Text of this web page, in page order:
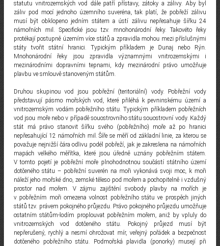
statutu vnitrozemských vod dále patří přístavy, zátoky a zálivy. Aby byl
záliv pod mocí jednoho územního suveréna, tak platí, že pobřeží zálivu
musí být obklopeno jedním státem a ústí zálivu nepřesahuje šířku 24
námořních mil. Specifické jsou tzv. mnohonárodní řeky. Takovéto řeky
protékají postupně územím více států a zpravidla mohou mezi příslušnými
státy tvořit státní hranici. Typickým příkladem je Dunaj nebo Rýn.
Mnohonárodní řeky jsou zpravidla významnými vnitrozemskými i
mezinárodními dopravními tepnami, kdy mezinárodní právo umožňuje
plavbu ve smlouvě stanoveným státům.
Druhou skupinou vod jsou pobřežní (teritoriální) vody. Pobřežní vody
představují pásmo mořských vod, které přiléhá k pevninskému území a
vnitrozemským vodám pobřežního státu. Typickým příkladem pobřežních
vod jsou moře nebo v případě souostrovního státu souostrovní vody. Každý
stát má právo stanovit šířku svého (pobřežního) moře až po hranici
nepřesahující 12 námořních mil. Šíře se měří od základní linie, za kterou se
považuje nejnižší čára odlivu podél pobřeží, jak je zakreslena na námořních
mapách velkého měřítka, které jsou úředně uznány pobřežním státem.
V tomto pojetí je pobřežní moře plnohodnotnou součástí státního území
dotčeného státu – pobřežní suverén na moři vykonává svoji moc, k moři
náleží jeho mořské dno, zemské těleso pod mořem a pochopitelně i vzdušný
prostor nad mořem. V zájmu zajištění svobody plavby na mořích je
v pobřežním moři omezena volnost pobřežního státu ve prospěch jiných
států tzv. právem pokojného průjezdu. Právo pokojného průjezdu umožňuje
ostatním státům-lodím proplouvat pobřežním mořem, aniž by vpluly do
vnitrozemských vod dotčeného státu. Pokojný průjezd musí být
nepřerušený, rychlý a nesmí ohrožovat mír, veřejný pořádek a bezpečnost
dotčeného pobřežního státu. Podmořská plavidla (ponorky) musejí při